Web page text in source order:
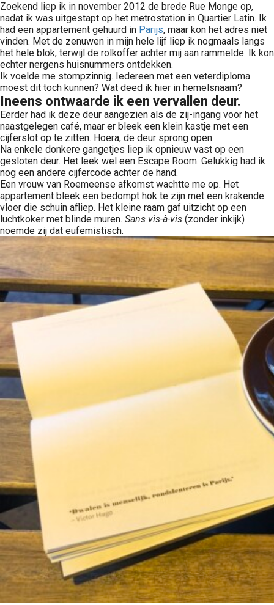
Zoekend liep ik in november 2012 de brede Rue Monge op,
nadat ik was uitgestapt op het metrostation in Quartier Latin. Ik
had een appartement gehuurd in Parijs, maar kon het adres niet
vinden. Met de zenuwen in mijn hele lijf liep ik nogmaals langs
het hele blok, terwijl de rolkoffer achter mij aan rammelde. Ik kon
echter nergens huisnummers ontdekken.
Ik voelde me stompzinnig. Iedereen met een veterdiploma
moest dit toch kunnen? Wat deed ik hier in hemelsnaam?
Ineens ontwaarde ik een vervallen deur.
Eerder had ik deze deur aangezien als de zij-ingang voor het
naastgelegen café, maar er bleek een klein kastje met een
cijferslot op te zitten. Hoera, de deur sprong open.
Na enkele donkere gangetjes liep ik opnieuw vast op een
gesloten deur. Het leek wel een Escape Room. Gelukkig had ik
nog een andere cijfercode achter de hand.
Een vrouw van Roemeense afkomst wachtte me op. Het
appartement bleek een bedompt hok te zijn met een krakende
vloer die schuin afliep. Het kleine raam gaf uitzicht op een
luchtkoker met blinde muren. Sans vis-à-vis (zonder inkijk)
noemde zij dat eufemistisch.